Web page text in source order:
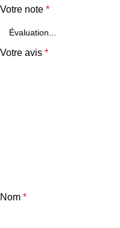
Votre note *
Votre avis *
Nom *